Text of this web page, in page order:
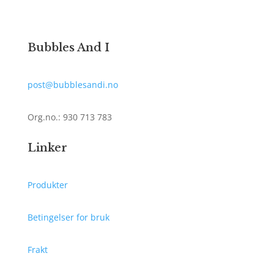
Bubbles And I
post@bubblesandi.no
Org.no.: 930 713 783
Linker
Produkter
Betingelser for bruk
Frakt